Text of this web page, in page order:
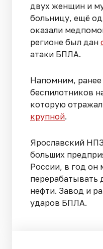
двух женщин и
больницу, ещё
оказали
регионе был дан
атаки БПЛА.
Напомним, ранее
беспилотников
которую
крупной.
Ярославский
больших
России, в год он
перерабатывать
нефти. Завод и
ударов БПЛА.